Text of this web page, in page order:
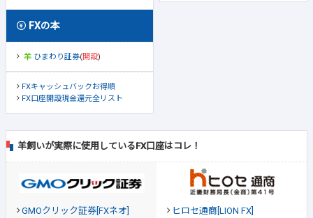
FXの本
ひまわり証券(開設)
FXキャッシュバックお得順
FX口座開設現金還元全リスト
羊飼いが実際に使用しているFX口座はコレ！
GMOクリック証券[FXネオ] ヒロセ通商[LION FX]